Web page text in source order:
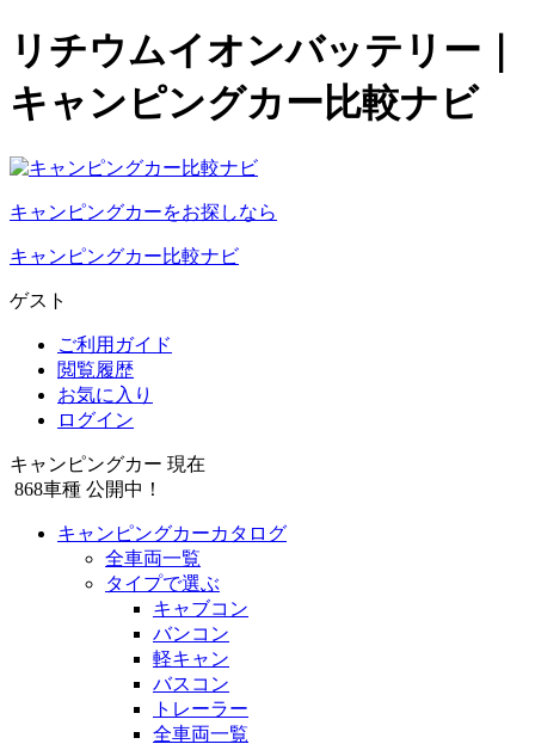
リチウムイオンバッテリー｜
キャンピングカー比較ナビ
キャンピングカーをお探しなら
キャンピングカー比較ナビ
ゲスト
ご利用ガイド
閲覧履歴
お気に入り
ログイン
キャンピングカー 現在
868車種 公開中！
キャンピングカーカタログ
全車両一覧
タイプで選ぶ
キャブコン
バンコン
軽キャン
バスコン
トレーラー
全車両一覧